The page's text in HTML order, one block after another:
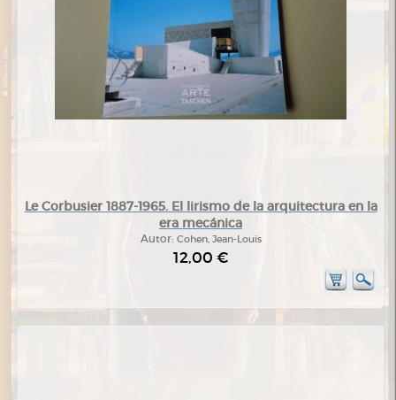
Le Corbusier 1887-1965. El lirismo de la arquitectura en la
era mecánica
Autor: Cohen, Jean-Louis
12,00 €